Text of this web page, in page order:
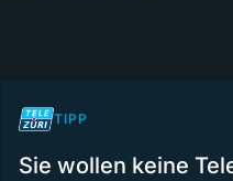
TIPP
Sie wollen keine